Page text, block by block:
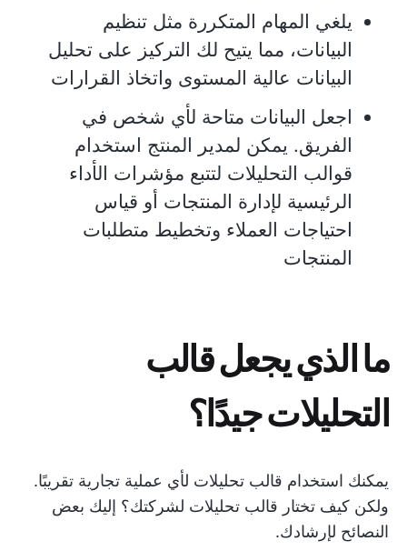
يلغي المهام المتكررة مثل تنظيم
البيانات، مما يتيح لك التركيز على تحليل
البيانات عالية المستوى واتخاذ القرارات
اجعل البيانات متاحة لأي شخص في
الفريق. يمكن لمدير المنتج استخدام
قوالب التحليلات لتتبع مؤشرات الأداء
الرئيسية لإدارة المنتجات أو قياس
احتياجات العملاء وتخطيط متطلبات
المنتجات
ما الذي يجعل قالب
التحليلات جيدًا؟
يمكنك استخدام قالب تحليلات لأي عملية تجارية تقريبًا.
ولكن كيف تختار قالب تحليلات لشركتك؟ إليك بعض
النصائح لإرشادك.